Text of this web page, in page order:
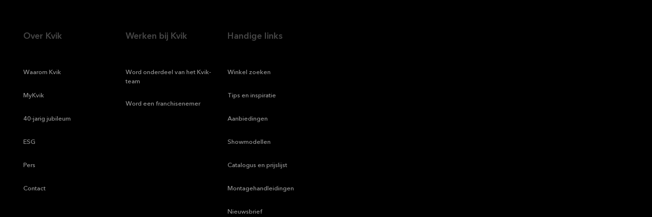
Over Kvik
Waarom Kvik
MyKvik
40-jarig jubileum
ESG
Pers
Contact
Werken bij Kvik
Word onderdeel van het Kvik-
team
Word een franchisenemer
Handige links
—Winkel zoeken
Tips en inspiratie
—Aanbiedingen
—Showmodellen
—Catalogus en prijslijst
Montagehandleidingen
Nieuwsbrief